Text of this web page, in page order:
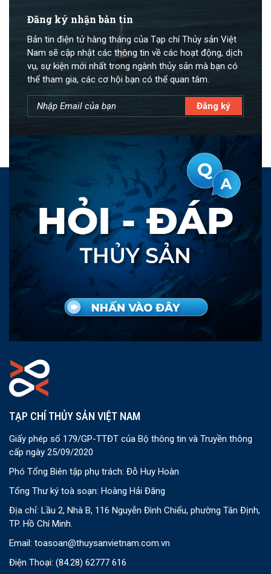
Đăng ký nhận bản tin
Bản tin điện tử hàng tháng của Tạp chí Thủy sản Việt
Nam sẽ cập nhật các thông tin về các hoạt động, dịch
vụ, sự kiện mới nhất trong ngành thủy sản mà bạn có
thể tham gia, các cơ hội bạn có thể quan tâm.
TẠP CHÍ THỦY SẢN VIỆT NAM
Giấy phép số 179/GP-TTĐT của Bộ thông tin và Truyền thông
cấp ngày 25/09/2020
Phó Tổng Biên tập phụ trách: Đỗ Huy Hoàn
Tổng Thư ký toà soạn: Hoàng Hải Đăng
Địa chỉ: Lầu 2, Nhà B, 116 Nguyễn Đình Chiểu, phường Tân Định,
TP. Hồ Chí Minh.
Email: toasoan@thuysanvietnam.com.vn
Điện Thoại: (84.28) 62777 616